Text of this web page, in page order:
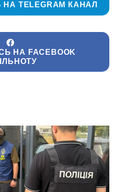
TELEGRAM КАНАЛ
НА FACEBOOK